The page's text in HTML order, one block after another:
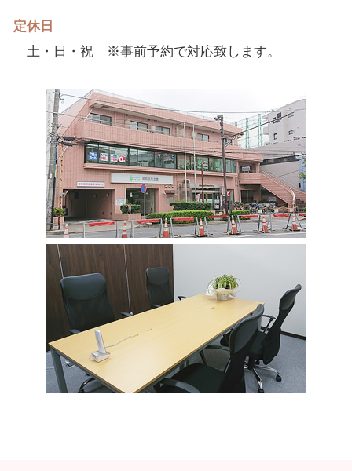
定休日
土・日・祝 ※事前予約で対応致します。